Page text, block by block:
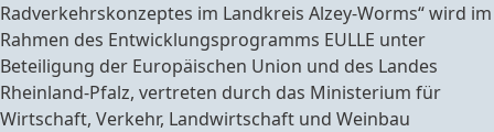
Radverkehrskonzeptes im Landkreis Alzey-Worms“ wird im
Rahmen des Entwicklungsprogramms EULLE unter
Beteiligung der Europäischen Union und des Landes
Rheinland-Pfalz, vertreten durch das Ministerium für
Wirtschaft, Verkehr, Landwirtschaft und Weinbau